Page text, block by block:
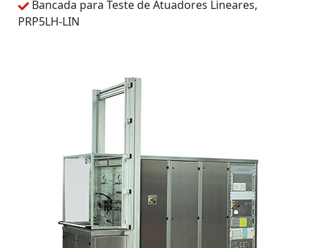
Bancada para Teste de Atuadores Lineares,
PRP5LH-LIN